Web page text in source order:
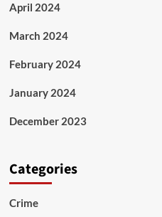
April 2024
March 2024
February 2024
January 2024
December 2023
Categories
Crime